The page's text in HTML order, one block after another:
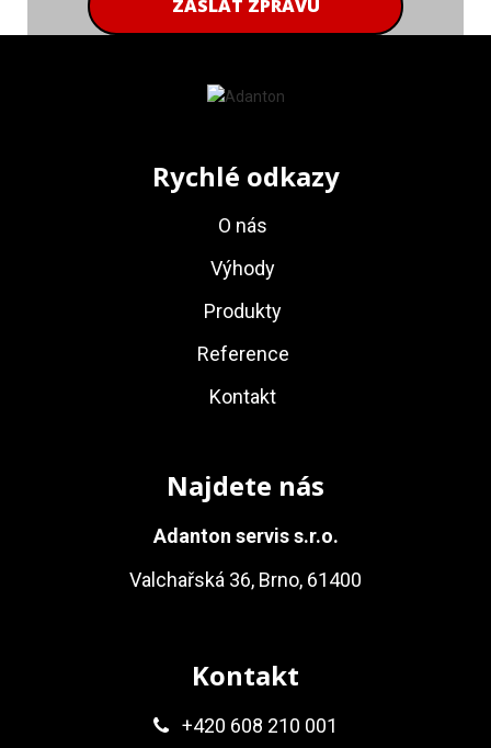
Rychlé odkazy
O nás
Výhody
Produkty
Reference
Kontakt
Najdete nás
Adanton servis s.r.o.
Valchařská 36, Brno, 61400
Kontakt
+420 608 210 001